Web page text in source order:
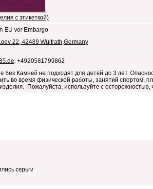
с этикеткой)
EU vor Embargo
22, 42489 Wülfrath,Germany
, +4920581799862
без Камней не подходят для детей до 3 лет.
во время физической работы, занятий спортом,
Пожалуйста, используйте с осторожностью,
серьги